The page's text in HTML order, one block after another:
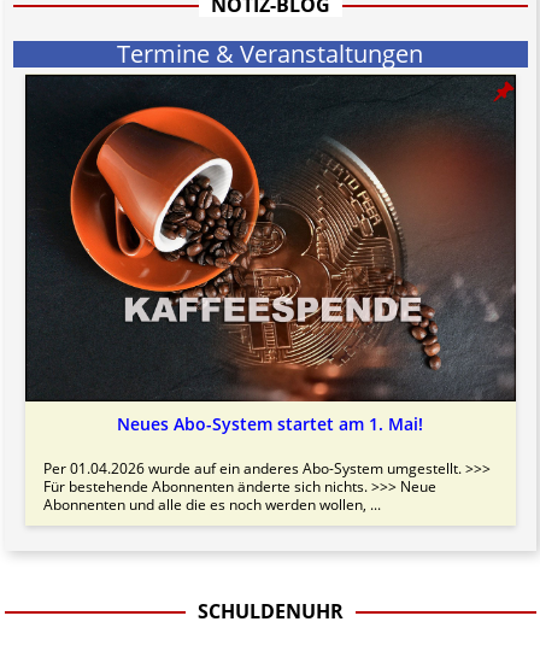
Termine & Veranstaltungen
Neues Abo-System startet am 1. Mai!
Per 01.04.2026 wurde auf ein anderes Abo-System umgestellt. >>>
Für bestehende Abonnenten änderte sich nichts. >>> Neue
Abonnenten und alle die es noch werden wollen, ...
SCHULDENUHR